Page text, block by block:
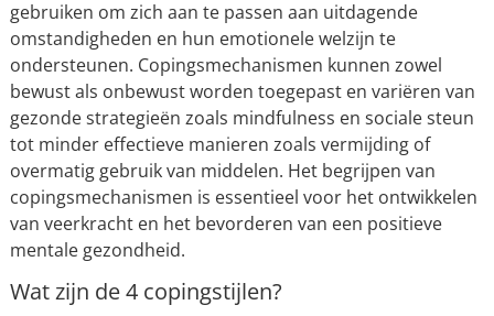
gebruiken om zich aan te passen aan uitdagende
omstandigheden en hun emotionele welzijn te
ondersteunen. Copingsmechanismen kunnen zowel
bewust als onbewust worden toegepast en variëren van
gezonde strategieën zoals mindfulness en sociale steun
tot minder effectieve manieren zoals vermijding of
overmatig gebruik van middelen. Het begrijpen van
copingsmechanismen is essentieel voor het ontwikkelen
van veerkracht en het bevorderen van een positieve
mentale gezondheid.
Wat zijn de 4 copingstijlen?